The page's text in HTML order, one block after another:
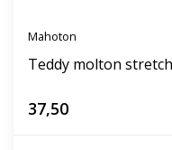
Mahoton
Teddy molton
37,50